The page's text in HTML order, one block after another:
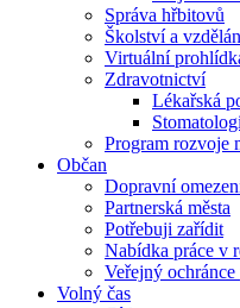
Správa hřbitovů
Školství a
Virtuální
Zdravotnictví
Lékařská
Program rozvoje
Občan
Dopravní
Partnerská města
Potřebuji zařídit
Nabídka práce v
Veřejný ochránce
Volný čas